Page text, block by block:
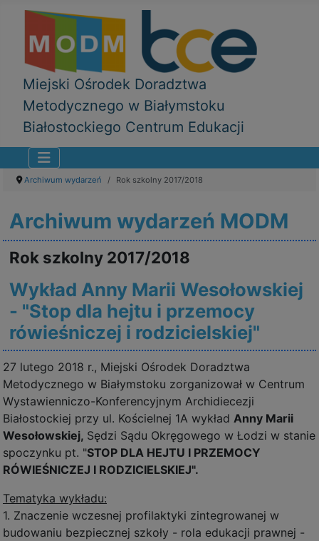
Miejski Ośrodek Doradztwa
Metodycznego w Białymstoku
Białostockiego Centrum Edukacji
Archiwum wydarzeń Rok szkolny 2017/2018
Archiwum wydarzeń MODM
Rok szkolny 2017/2018
Wykład Anny Marii Wesołowskiej
- "Stop dla hejtu i przemocy
rówieśniczej i rodzicielskiej"
27 lutego 2018 r., Miejski Ośrodek Doradztwa
Metodycznego w Białymstoku zorganizował w Centrum
Wystawienniczo-Konferencyjnym Archidiecezji
Białostockiej przy ul. Kościelnej 1A wykład Anny Marii
Wesołowskiej, Sędzi Sądu Okręgowego w Łodzi w stanie
spoczynku pt. "STOP DLA HEJTU I PRZEMOCY
RÓWIEŚNICZEJ I RODZICIELSKIEJ".
Tematyka wykładu:
1. Znaczenie wczesnej profilaktyki zintegrowanej w
budowaniu bezpiecznej szkoły - rola edukacji prawnej -